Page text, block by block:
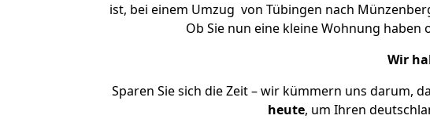
ist, bei einem Umzug von Tübingen nach
Ob Sie nun eine kleine Wohnung
Wir
Sparen Sie sich die Zeit – wir kümmern uns darum,
heute, um Ihren